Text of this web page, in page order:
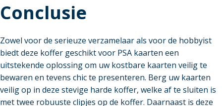
Conclusie
Zowel voor de serieuze verzamelaar als voor de hobbyist
biedt deze koffer geschikt voor PSA kaarten een
uitstekende oplossing om uw kostbare kaarten veilig te
bewaren en tevens chic te presenteren. Berg uw kaarten
veilig op in deze stevige harde koffer, welke af te sluiten is
met twee robuuste clipjes op de koffer. Daarnaast is deze